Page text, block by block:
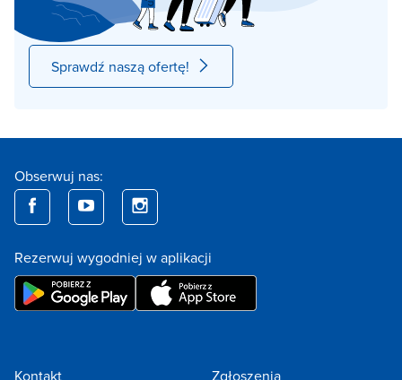
Sprawdź naszą ofertę!
Obserwuj nas:
Rezerwuj wygodniej w aplikacji
Kontakt Zgłoszenia